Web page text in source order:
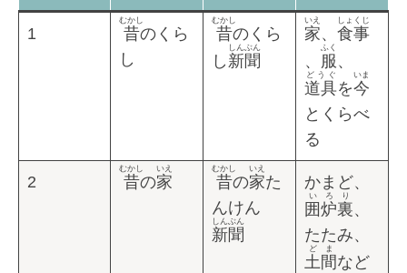
1 昔
むかし
のくら
し
昔
むかし
のくら
し 新聞
しんぶん
家
いえ
、 食事
しょくじ
、 服
ふく
、
道具
どうぐ
を今
いま
とくらべ
る
2 昔
むかし
の家
いえ
昔
むかし
の家
いえ
た
んけん
新聞
しんぶん
かまど、
囲炉裏
いろり
、
たたみ、
土間
どま
など